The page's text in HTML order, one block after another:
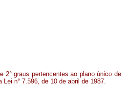
2° graus pertencentes ao plano único de
n° 7.596, de 10 de abril de 1987.